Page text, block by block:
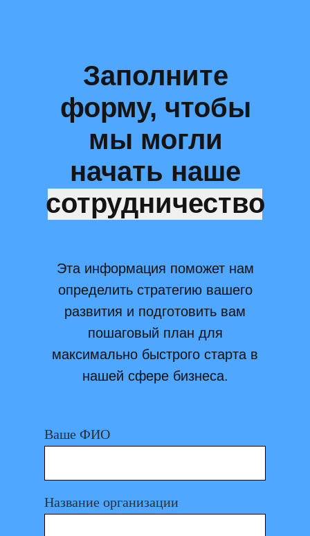
Ваше ФИО
Название организации
Заполните
форму, чтобы
мы могли
начать наше
сотрудничество
Эта информация поможет нам
определить стратегию вашего
развития и подготовить вам
пошаговый план для
максимально быстрого старта в
нашей сфере бизнеса.